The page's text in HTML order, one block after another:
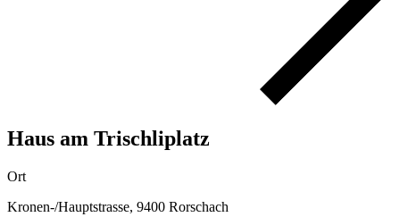
Haus am Trischliplatz
Ort
Kronen-/Hauptstrasse, 9400 Rorschach